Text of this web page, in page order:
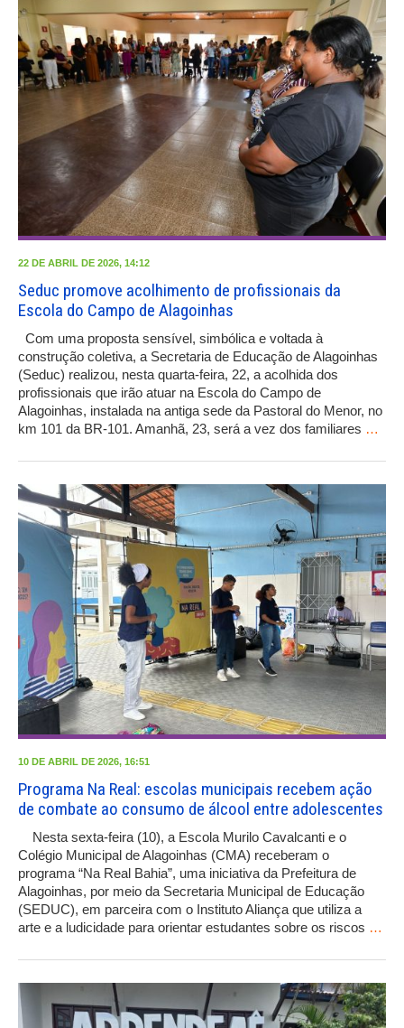
22 DE ABRIL DE 2026, 14:12
Seduc promove acolhimento de profissionais da
Escola do Campo de Alagoinhas
Com uma proposta sensível, simbólica e voltada à
construção coletiva, a Secretaria de Educação de Alagoinhas
(Seduc) realizou, nesta quarta-feira, 22, a acolhida dos
profissionais que irão atuar na Escola do Campo de
Alagoinhas, instalada na antiga sede da Pastoral do Menor, no
km 101 da BR-101. Amanhã, 23, será a vez dos familiares …
10 DE ABRIL DE 2026, 16:51
Programa Na Real: escolas municipais recebem ação
de combate ao consumo de álcool entre adolescentes
Nesta sexta-feira (10), a Escola Murilo Cavalcanti e o
Colégio Municipal de Alagoinhas (CMA) receberam o
programa “Na Real Bahia”, uma iniciativa da Prefeitura de
Alagoinhas, por meio da Secretaria Municipal de Educação
(SEDUC), em parceira com o Instituto Aliança que utiliza a
arte e a ludicidade para orientar estudantes sobre os riscos …